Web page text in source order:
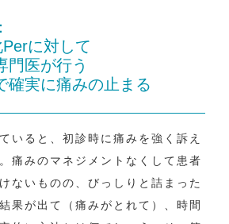
に対して
門医が行う
確実に痛みの止まる
いると、初診時に痛みを強く訴え
痛みのマネジメントなくして患者
ないものの、びっしりと詰まった
果が出て（痛みがとれて）、時間